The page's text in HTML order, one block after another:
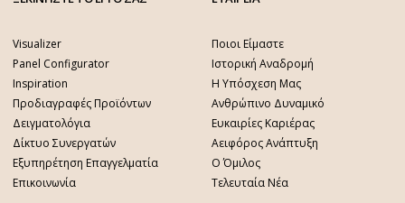
Visualizer
Panel Configurator
Inspiration
Προδιαγραφές Προϊόντων
Δειγματολόγια
Δίκτυο Συνεργατών
Εξυπηρέτηση Επαγγελματία
Επικοινωνία
Ποιοι Είμαστε
Ιστορική Αναδρομή
Η Υπόσχεση Μας
Ανθρώπινο Δυναμικό
Ευκαιρίες Καριέρας
Αειφόρος Ανάπτυξη
Ο Όμιλος
Τελευταία Νέα